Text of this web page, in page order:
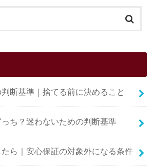
断基準｜捨てる前に決めること
ち？迷わないための判断基準
ら｜安心保証の対象外になる条件